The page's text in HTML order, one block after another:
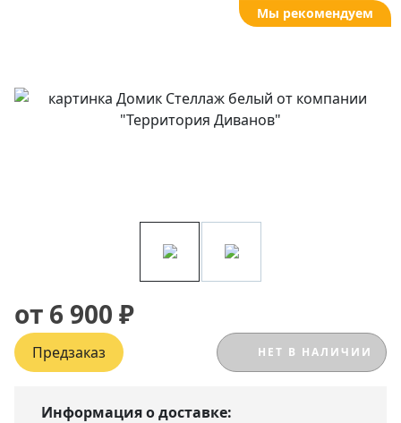
Мы рекомендуем
от 6 900 ₽
Предзаказ НЕТ В НАЛИЧИИ
Информация о доставке: